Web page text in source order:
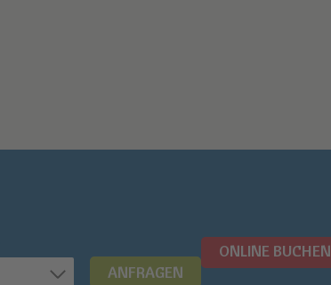
ANFRAGEN
ONLINE BUCHEN